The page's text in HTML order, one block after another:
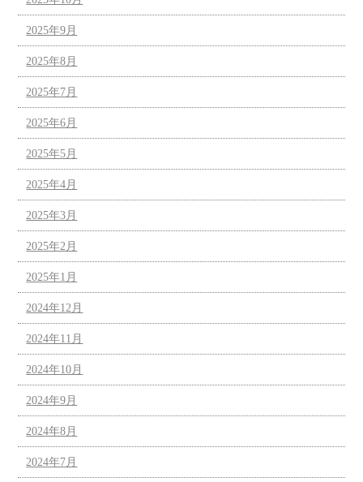
2025年9月
2025年8月
2025年7月
2025年6月
2025年5月
2025年4月
2025年3月
2025年2月
2025年1月
2024年12月
2024年11月
2024年10月
2024年9月
2024年8月
2024年7月